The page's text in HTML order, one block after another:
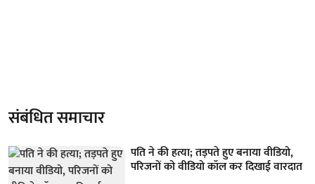
संबंधित समाचार
पति ने की हत्या; तड़पते हुए बनाया वीडियो,
परिजनों को वीडियो कॉल कर दिखाई वारदात